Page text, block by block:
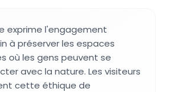
exprime l'engagement
à préserver les espaces
où les gens peuvent se
avec la nature. Les visiteurs
cette éthique de